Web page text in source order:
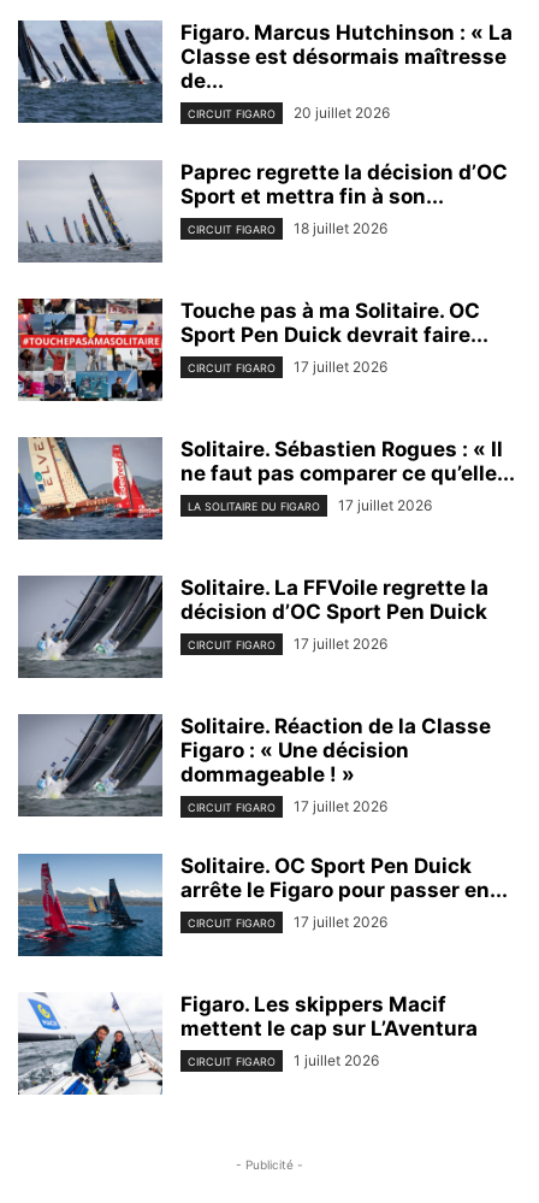
Figaro. Marcus Hutchinson : « La
Classe est désormais maîtresse
de...
CIRCUIT FIGARO 20 juillet 2026
Paprec regrette la décision d’OC
Sport et mettra fin à son...
CIRCUIT FIGARO 18 juillet 2026
Touche pas à ma Solitaire. OC
Sport Pen Duick devrait faire...
CIRCUIT FIGARO 17 juillet 2026
Solitaire. Sébastien Rogues : « Il
ne faut pas comparer ce qu’elle...
LA SOLITAIRE DU FIGARO 17 juillet 2026
Solitaire. La FFVoile regrette la
décision d’OC Sport Pen Duick
CIRCUIT FIGARO 17 juillet 2026
Solitaire. Réaction de la Classe
Figaro : « Une décision
dommageable ! »
CIRCUIT FIGARO 17 juillet 2026
Solitaire. OC Sport Pen Duick
arrête le Figaro pour passer en...
CIRCUIT FIGARO 17 juillet 2026
Figaro. Les skippers Macif
mettent le cap sur L’Aventura
CIRCUIT FIGARO 1 juillet 2026
- Publicité -